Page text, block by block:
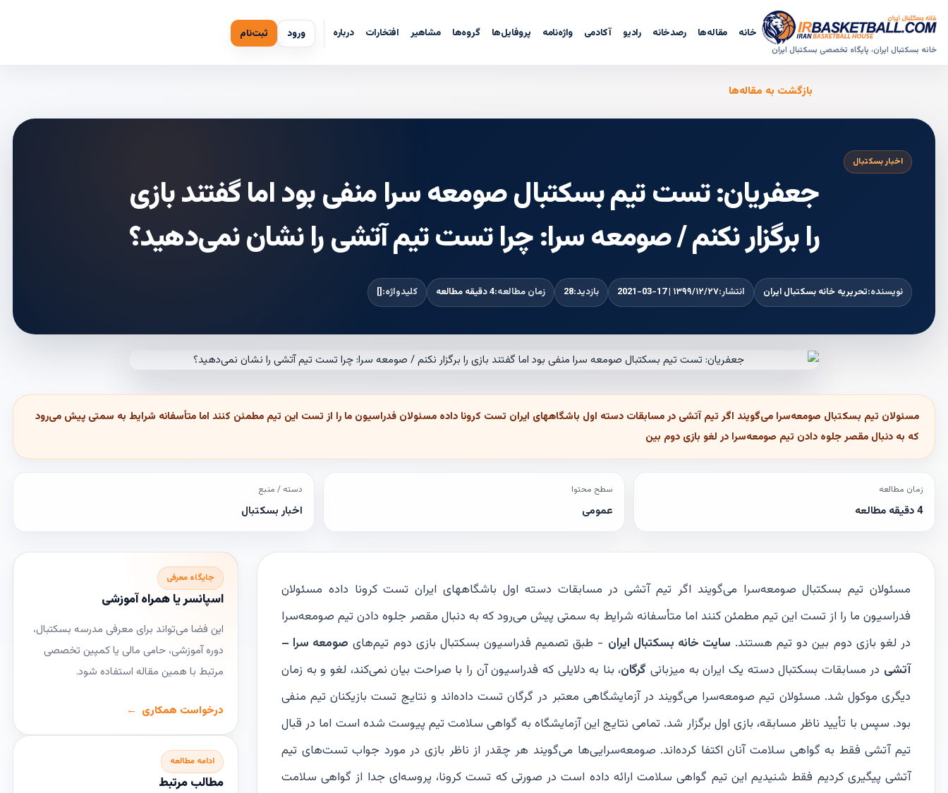
خانه بسکتبال ایران، پایگاه تخصصی بسکتبال ایران
خانه مقاله‌ها رصدخانه رادیو آکادمی واژه‌نامه پروفایل‌ها گروه‌ها مشاهیر افتخارات درباره ورود ثبت‌نام
بازگشت به مقاله‌ها
اخبار بسکتبال
جعفریان: تست تیم بسکتبال صومعه سرا منفی بود اما گفتند بازی
را برگزار نکنم / صومعه ‌سرا: چرا تست تیم آتشی را نشان نمی‌دهید؟
نویسنده:تحریریه خانه بسکتبال ایران انتشار:۱۳۹۹/۱۲/۲۷ | 2021-03-17 بازدید:28 زمان مطالعه:4 دقیقه مطالعه کلیدواژه:[]
مسئولان تیم بسکتبال صومعه‌سرا می‌گویند اگر تیم آتشی در مسابقات دسته اول باشگاههای ایران تست کرونا داده مسئولان فدراسیون ما را از تست این تیم مطمئن کنند اما متأسفانه شرایط به سمتی پیش می‌رود
که به دنبال مقصر جلوه دادن تیم صومعه‌سرا در لغو بازی دوم بین
زمان مطالعه
4 دقیقه مطالعه
سطح محتوا
عمومی
دسته / منبع
اخبار بسکتبال
مسئولان تیم بسکتبال صومعه‌سرا می‌گویند اگر تیم آتشی در مسابقات دسته اول باشگاههای ایران تست کرونا داده مسئولان
فدراسیون ما را از تست این تیم مطمئن کنند اما متأسفانه شرایط به سمتی پیش می‌رود که به دنبال مقصر جلوه دادن تیم صومعه‌سرا
در لغو بازی دوم بین دو تیم هستند. سایت خانه بسکتبال ایران - طبق تصمیم فدراسیون بسکتبال بازی دوم تیم‌های صومعه ‌سرا –
آتشی در مسابقات بسکتبال دسته یک ایران به میزبانی گرگان، بنا به دلایلی که فدراسیون آن را با صراحت بیان نمی‌کند، لغو و به زمان
دیگری موکول شد. مسئولان تیم صومعه‌سرا می‌گویند در آزمایشگاهی معتبر در گرگان تست داده‌اند و نتایج تست بازیکنان تیم منفی
بود. سپس با تأیید ناظر مسابقه، بازی اول برگزار شد. تمامی نتایج این آزمایشگاه به گواهی سلامت تیم پیوست شده است اما در قبال
تیم آتشی فقط به گواهی سلامت آنان اکتفا کرده‌اند. صومعه‌سرایی‌ها می‌گویند هر چقدر از ناظر بازی در مورد جواب تست‌های تیم
آتشی پیگیری کردیم فقط شنیدیم این تیم گواهی سلامت ارائه داده است در صورتی که تست کرونا، پروسه‌ای جدا از گواهی سلامت
جایگاه معرفی
اسپانسر یا همراه آموزشی
این فضا می‌تواند برای معرفی مدرسه بسکتبال،
دوره آموزشی، حامی مالی یا کمپین تخصصی
مرتبط با همین مقاله استفاده شود.
درخواست همکاری
ادامه مطالعه
مطالب مرتبط